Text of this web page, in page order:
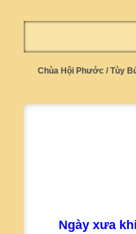
Chùa Hội Phước / Tùy
Ngày xưa